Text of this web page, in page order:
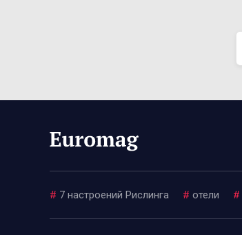
# 7 настроений Рислинга # отели #